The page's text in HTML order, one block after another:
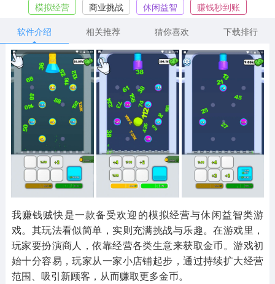
1072款应用
418款应用
568款应用
音乐舞蹈
269款应用
2716款应用
515款应用
其他
1654款应用
游戏助手
515款应用
MOD游戏
1056款应用
模拟经营 商业挑战 休闲益智
赚钱秒到账
软件介绍
相关推荐 猜你喜欢 下载排行
我赚钱贼快是一款备受欢迎的模拟经营与休闲益智类游
戏。其玩法看似简单，实则充满挑战与乐趣。在游戏里，
玩家要扮演商人，依靠经营各类生意来获取金币。游戏初
始十分容易，玩家从一家小店铺起步，通过持续扩大经营
范围、吸引新顾客，从而赚取更多金币。